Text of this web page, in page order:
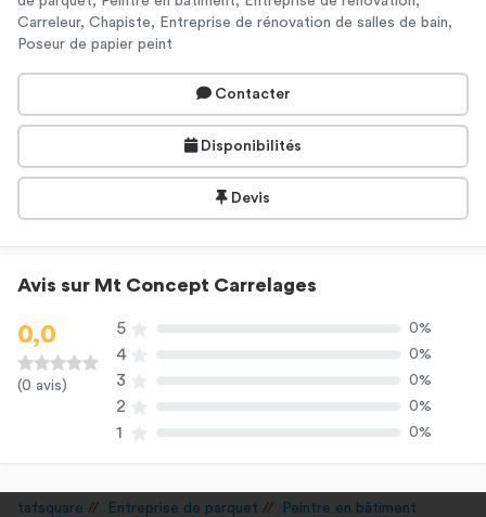
Carreleur, Chapiste, Entreprise de rénovation de salles de bain,
Poseur de papier peint
Contacter
Disponibilités
Devis
Avis sur Mt Concept Carrelages
0,0
(0 avis)
5 0%
4 0%
3 0%
2 0%
1 0%
tafsquare Entreprise de parquet
Peintre en bâtiment